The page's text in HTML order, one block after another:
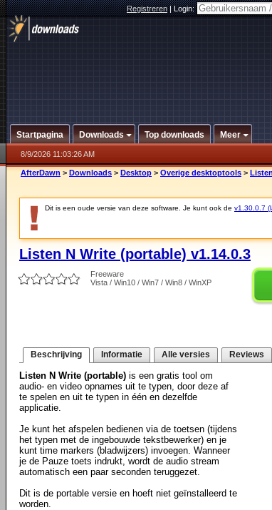
Registreren|Login:
Startpagina Downloads Top downloads Meer
8/9/2026 11:03:26 AM
AfterDawn > Downloads > Desktop > Overige desktoptools >
Dit is een oude versie van deze software. Je kunt ook de v1.30.0.7
Listen N Write (portable) v1.14.0.3
Freeware
Vista / Win10 / Win7 / Win8 / WinXP
Beschrijving Informatie Alle versies Reviews
Listen N Write (portable) is een gratis tool om
audio- en video opnames uit te typen, door deze af
te spelen en uit te typen in één en dezelfde
applicatie.
Je kunt het afspelen bedienen via de toetsen (tijdens
het typen met de ingebouwde tekstbewerker) en je
kunt time markers (bladwijzers) invoegen. Wanneer
je de Pauze toets indrukt, wordt de audio stream
automatisch een paar seconden teruggezet.
Dit is de portable versie en hoeft niet geïnstalleerd te
worden.